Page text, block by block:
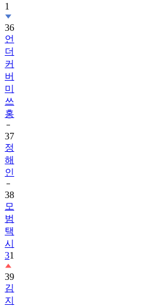
1
36
언
더
커
버
미
쓰
홍
37
정
해
인
38
모
범
택
시
31
39
김
지